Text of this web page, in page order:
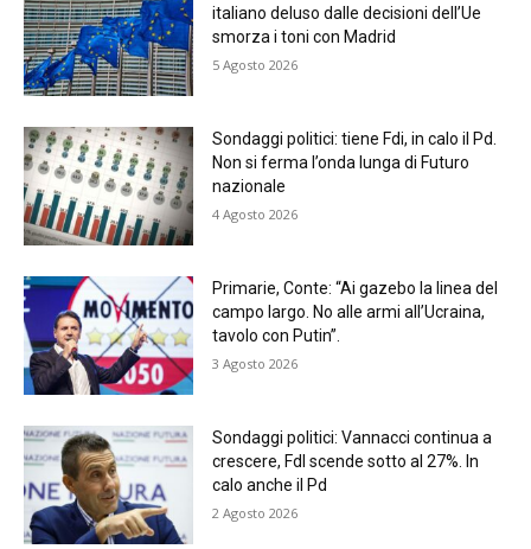
italiano deluso dalle decisioni dell’Ue
smorza i toni con Madrid
5 Agosto 2026
Sondaggi politici: tiene Fdi, in calo il Pd.
Non si ferma l’onda lunga di Futuro
nazionale
4 Agosto 2026
Primarie, Conte: “Ai gazebo la linea del
campo largo. No alle armi all’Ucraina,
tavolo con Putin”.
3 Agosto 2026
Sondaggi politici: Vannacci continua a
crescere, FdI scende sotto al 27%. In
calo anche il Pd
2 Agosto 2026